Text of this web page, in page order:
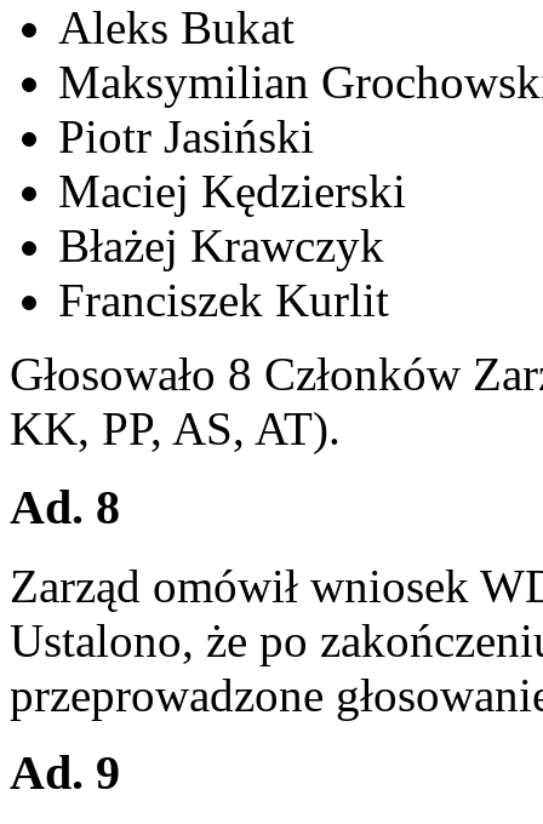
Aleks Bukat
Maksymilian
Piotr Jasiński
Maciej Kędzierski
Błażej Krawczyk
Franciszek Kurlit
Głosowało 8 Członków
KK, PP, AS, AT).
Ad. 8
Zarząd omówił wniosek
Ustalono, że po
przeprowadzone
Ad. 9